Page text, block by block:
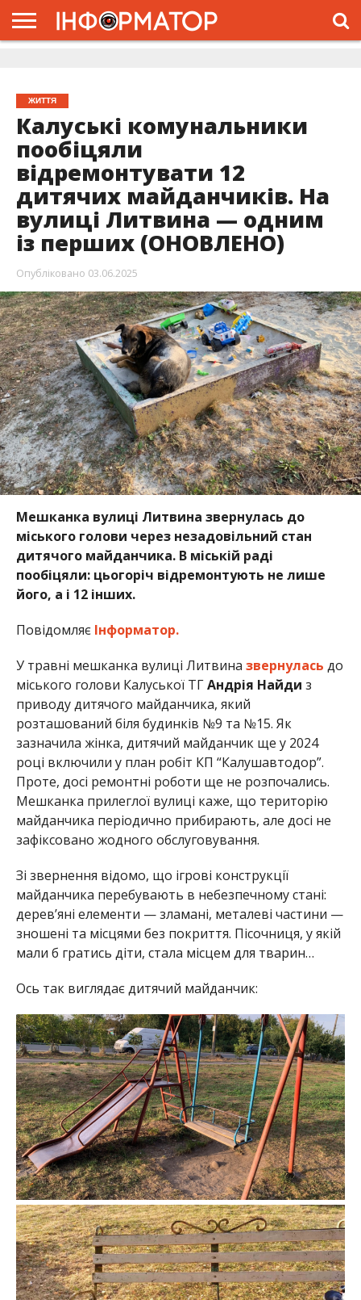
ЖИТТЯ
Калуські комунальники
пообіцяли
відремонтувати 12
дитячих майданчиків. На
вулиці Литвина — одним
із перших (ОНОВЛЕНО)
Опубліковано 03.06.2025
Мешканка вулиці Литвина звернулась до
міського голови через незадовільний стан
дитячого майданчика. В міській раді
пообіцяли: цьогоріч відремонтують не лише
його, а і 12 інших.
Повідомляє Інформатор.
У травні мешканка вулиці Литвина звернулась до
міського голови Калуської ТГАндрія Найди з
приводу дитячого майданчика, який
розташований біля будинків №9 та №15. Як
зазначила жінка, дитячий майданчик ще у 2024
році включили у план робіт КП “Калушавтодор”.
Проте, досі ремонтні роботи ще не розпочались.
Мешканка прилеглої вулиці каже, що територію
майданчика періодично прибирають, але досі не
зафіксовано жодного обслуговування.
Зі звернення відомо, що ігрові конструкції
майданчика перебувають в небезпечному стані:
дерев’яні елементи — зламані, металеві частини —
зношені та місцями без покриття. Пісочниця, у якій
мали б гратись діти, стала місцем для тварин…
Ось так виглядає дитячий майданчик: